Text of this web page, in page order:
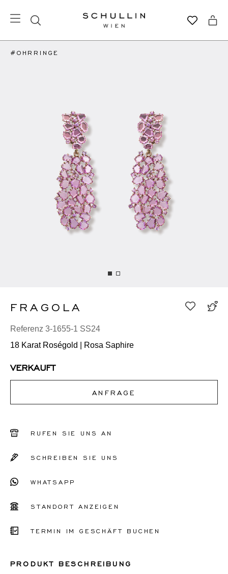
#OHRRINGE
FRAGOLA
Referenz 3-1655-1 SS24
18 Karat Roségold | Rosa Saphire
VERKAUFT
ANFRAGE
RUFEN SIE UNS AN
SCHREIBEN SIE UNS
WHATSAPP
STANDORT ANZEIGEN
TERMIN IM GESCHÄFT BUCHEN
PRODUKT BESCHREIBUNG